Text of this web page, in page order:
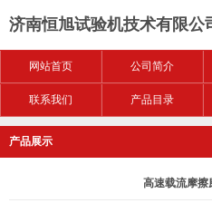
济南恒旭试验机技术有限公
网站首页 公司简介
联系我们 产品目录
产品展示
高速载流摩擦